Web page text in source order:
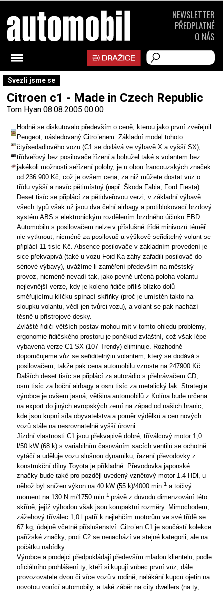
Svezli jsme se
Citroen c1 - Made in Czech Republic
Tom Hyan 08.08.2005 00:00
Hodně se diskutovalo především o ceně, kterou jako první zveřejnil
Peugeot, následovaný Citro¨enem. Základní model tohoto
čtyřsedadlového vozu (C1 se dodává ve výbavě X a vyšší SX),
třídveřový bez posilovače řízení a bohužel také s volantem bez
jakékoli možnosti seřízení polohy, je u obou francouzských značek
od 236 900 Kč, což je ovšem cena, za niž můžete dostat vůz o
třídu vyšší a navíc pětimístný (např. Škoda Fabia, Ford Fiesta).
Deset tisíc se připlácí za pětidveřovou verzi; v základní výbavě
všech typů však už jsou dva čelní airbagy a protiblokovací brzdový
systém ABS s elektronickým rozdělením brzdného účinku EBD.
Automobilu s posilovačem nelze v příslušné třídě minivozů téměř
nic vytknout, nicméně za posilovač a výškově seřiditelný volant se
připlácí 11 tisíc Kč. Absence posilovače v základním provedení je
sice překvapivá (také u vozu Ford Ka záhy zařadili posilovač do
sériové výbavy), uvážíme-li zaměření především na městský
provoz, nicméně nevadí tak, jako pevně určená poloha volantu
nejlevnější verze, kdy je koleno řidiče příliš blízko dolů
směřujícímu klíčku spínací skříňky (proč je umístěn takto na
sloupku volantu, vědí jen tvůrci vozu), a volant se pak nachází
těsně u přístrojové desky.
Zvláště řidiči větších postav mohou mít v tomto ohledu problémy,
ergonomie řidičského prostoru je poněkud zvláštní, což však lépe
vybavená verze C1 SX (107 Trendy) eliminuje. Rozhodně
doporučujeme vůz se seřiditelným volantem, který se dodává s
posilovačem, takže pak cena automobilu vzroste na 247900 Kč.
Dalších deset tisíc se připlácí za autorádio s přehrávačem CD,
osm tisíc za boční airbagy a osm tisíc za metalický lak. Strategie
výrobce je ovšem jasná, většina automobilů z Kolína bude určena
na export do jiných evropských zemí na západ od našich hranic,
kde jsou kupní síla obyvatelstva a poměr výdělků a cen nových
vozů stále na nesrovnatelně vyšší úrovni.
Jízdní vlastnosti C1 jsou překvapivě dobré, tříválcový motor 1,0
l/50 kW (68 k) s variabilním časováním sacích ventilů se ochotně
vytáčí a uděluje vozu slušnou dynamiku; řazení převodovky z
konstrukční dílny Toyota je příkladné. Převodovka japonské
značky bude také pro později uvedený vznětový motor 1.4 HDi, u
něhož byl snížen výkon na 40 kW (55 k)/4000 min-1 a točivý
moment na 130 N.m/1750 min-1 právě z důvodu dimenzování této
skříně, jejíž výhodou však jsou kompaktní rozměry. Mimochodem,
zážehový tříválec 1,0 l patří k nejlehčím motorům ve své třídě se
67 kg, údajně včetně příslušenství. Citro¨en C1 je součástí kolekce
pařížské značky, proti C2 se nenachází ve stejné kategorii, ale na
počátku nabídky.
Výrobce a prodejci předpokládají především mladou klientelu, podle
oficiálního prohlášení ty, kteří si kupují vůbec první vůz; dále
provozovatele dvou či více vozů v rodině, nalákání kupců ojetin na
novotou vonící automobily, a také záběr na city dwellers (na ty,
NEWSLETTER
PŘEDPLATNÉ
O NÁS